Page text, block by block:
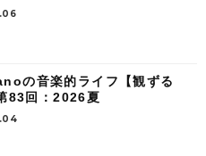
の音楽的ライフ【観ずる
83回：2026夏